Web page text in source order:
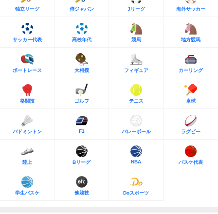
独立リーグ 侍ジャパン Jリーグ 海外サッカー
サッカー代表 高校年代 競馬 地方競馬
ボートレース 大相撲 フィギュア カーリング
格闘技 ゴルフ テニス 卓球
バドミントン F1 バレーボール ラグビー
陸上 Bリーグ NBA バスケ代表
学生バスケ 他競技 Doスポーツ